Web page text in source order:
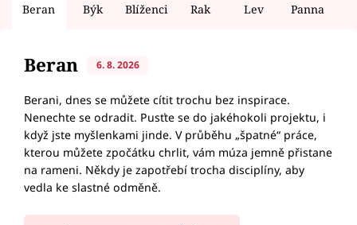
Beran Býk Blíženci Rak Lev Panna
Beran 6. 8. 2026
Berani, dnes se můžete cítit trochu bez inspirace.
Nenechte se odradit. Pusťte se do jakéhokoli projektu, i
když jste myšlenkami jinde. V průběhu „špatné“ práce,
kterou můžete zpočátku chrlit, vám múza jemně přistane
na rameni. Někdy je zapotřebí trocha disciplíny, aby
vedla ke slastné odměně.